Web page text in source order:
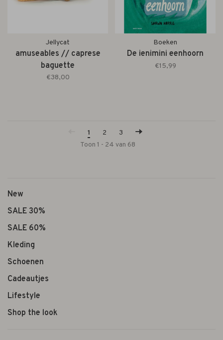
Jellycat
amuseables // caprese
baguette
€38,00
Boeken
De ienimini eenhoorn
€15,99
1 2
3
Toon 1 - 24 van 68
New
SALE 30%
SALE 60%
Kleding
Schoenen
Cadeautjes
Lifestyle
Shop the look